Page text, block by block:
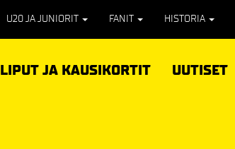
U20 JA JUNIORIT FANIT HISTORIA
LIPUT JA KAUSIKORTIT UUTISET